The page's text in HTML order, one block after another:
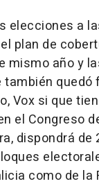
elecciones a
plan de
mismo año y
también quedó
Vox si que
el Congreso
dispondrá de
como de la